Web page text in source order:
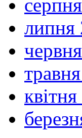
липня